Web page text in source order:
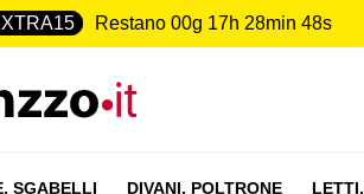
Restano 00g 17h 28min 47s
SGABELLI DIVANI, POLTRONE LETTI,